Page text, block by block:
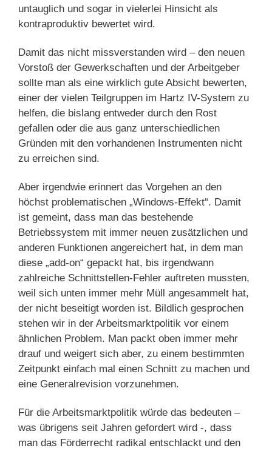
untauglich und sogar in vielerlei Hinsicht als
kontraproduktiv bewertet wird.
Damit das nicht missverstanden wird – den neuen
Vorstoß der Gewerkschaften und der Arbeitgeber
sollte man als eine wirklich gute Absicht bewerten,
einer der vielen Teilgruppen im Hartz IV-System zu
helfen, die bislang entweder durch den Rost
gefallen oder die aus ganz unterschiedlichen
Gründen mit den vorhandenen Instrumenten nicht
zu erreichen sind.
Aber irgendwie erinnert das Vorgehen an den
höchst problematischen „Windows-Effekt“. Damit
ist gemeint, dass man das bestehende
Betriebssystem mit immer neuen zusätzlichen und
anderen Funktionen angereichert hat, in dem man
diese „add-on“ gepackt hat, bis irgendwann
zahlreiche Schnittstellen-Fehler auftreten mussten,
weil sich unten immer mehr Müll angesammelt hat,
der nicht beseitigt worden ist. Bildlich gesprochen
stehen wir in der Arbeitsmarktpolitik vor einem
ähnlichen Problem. Man packt oben immer mehr
drauf und weigert sich aber, zu einem bestimmten
Zeitpunkt einfach mal einen Schnitt zu machen und
eine Generalrevision vorzunehmen.
Für die Arbeitsmarktpolitik würde das bedeuten –
was übrigens seit Jahren gefordert wird -, dass
man das Förderrecht radikal entschlackt und den